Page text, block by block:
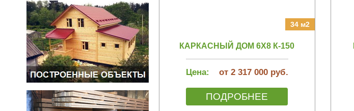
34 м2
КАРКАСНЫЙ ДОМ 6Х8 К-150
Цена: от 2 317 000 руб.
ПОДРОБНЕЕ